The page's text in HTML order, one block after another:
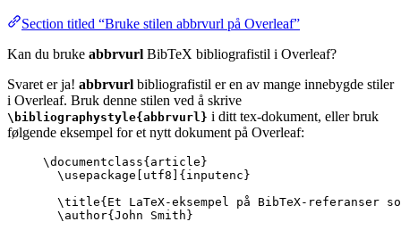
Section titled “Bruke stilen abbrvurl på Overleaf”
Kan du bruke abbrvurl BibTeX bibliografistil i Overleaf?
Svaret er ja! abbrvurl bibliografistil er en av mange innebygde stiler
i Overleaf. Bruk denne stilen ved å skrive
\bibliographystyle{abbrvurl} i ditt tex-dokument, eller bruk
følgende eksempel for et nytt dokument på Overleaf:
\documentclass{ article }
\usepackage
utf8 ]{ inputenc }
\title{Et LaTeX-eksempel på BibTeX-
\author{John Smith}